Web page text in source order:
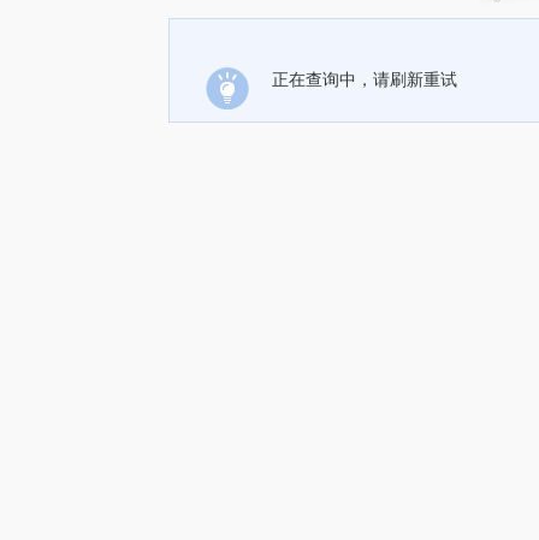
正在查询中，请刷新重试